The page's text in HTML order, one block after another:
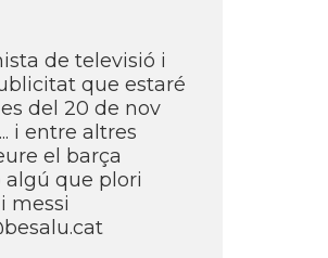
de televisió i
que estaré
del 20 de nov
i entre altres
el barça
que plori
messi